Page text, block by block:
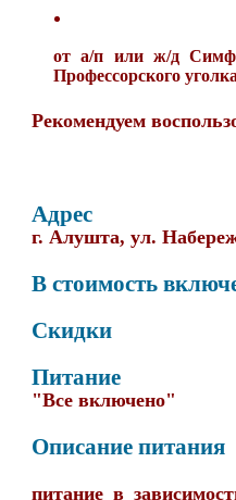
от а/п или ж/д
Профессорского
Рекомендуем
Адрес
г. Алушта, ул.
В стоимость
Скидки
Питание
"Все включено"
Описание питания
питание в